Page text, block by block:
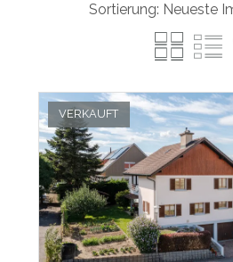
Sortierung: Neueste
VERKAUFT